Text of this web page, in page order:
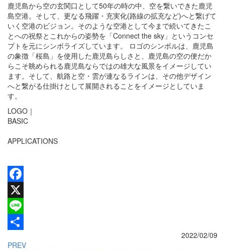
鹿児島から空の玄関口として50年の時の中、空を繋いできた鹿児
島空港。そして、更なる飛躍・充実化(路線の拡充など)へと繋げて
いく空港のビジョン。そのような空港として今まで続いてきたこ
とへの祝祭とこれからの姿勢を「Connect the sky」というコンセ
プトを元にシンボライズしています。 ロゴのシンボルは、鹿児島
の象徴「桜島」を使用した鹿児島らしさと、鹿児島の空の便だか
らこそ眺められる鹿児島ならではの雄大な風景をイメージしてい
ます。そして、航路と空・雲が連なるラインは、その他デザイン
へと繋がる仕掛けとして展開されることをイメージとしていま
す。
LOGO｜
BASIC
APPLICATIONS
Facebook
X
Line
2022/02/09
PREV